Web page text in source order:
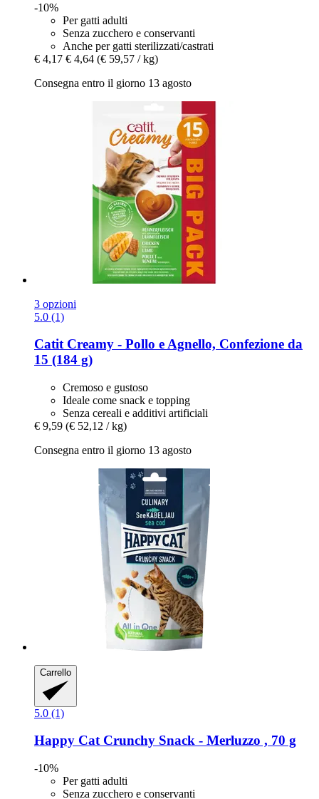
-10%
Per gatti adulti
Senza zucchero e conservanti
Anche per gatti sterilizzati/castrati
€ 4,17 € 4,64 (€ 59,57 / kg)
Consegna entro il giorno 13 agosto
3 opzioni
5.0 (1)
CatitCreamy -​ Pollo e Agnello, Confezione da
15 (184 g)
Cremoso e gustoso
Ideale come snack e topping
Senza cereali e additivi artificiali
€ 9,59 (€ 52,12 / kg)
Consegna entro il giorno 13 agosto
Carrello
5.0 (1)
Happy CatCrunchy Snack -​ Merluzzo , 70 g
-10%
Per gatti adulti
Senza zucchero e conservanti